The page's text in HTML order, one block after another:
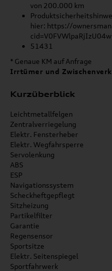
von 200.000 km
hier: https://
51431
* Genaue KM auf Anfrage
Irrtümer und
Kurzüberblick
Leichtmetallfelgen
Zentralverriegelung
Elektr. Fensterheber
Elektr. Wegfahrsperre
Servolenkung
ABS
ESP
Navigationssystem
Scheckheftgepflegt
Sitzheizung
Partikelfilter
Garantie
Regensensor
Sportsitze
Elektr. Seitenspiegel
Sportfahrwerk